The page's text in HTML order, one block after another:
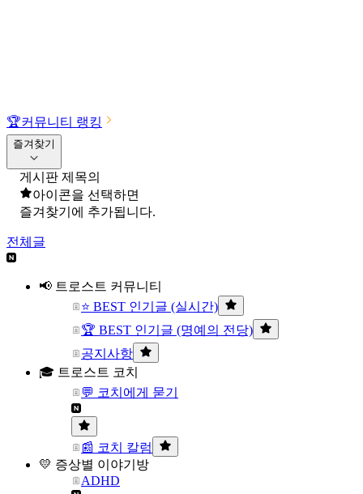
🏆커뮤니티 랭킹
즐겨찾기
게시판 제목의
아이콘을 선택하면
즐겨찾기에 추가됩니다.
전체글
📢 트로스트 커뮤니티
⭐ BEST 인기글 (실시간)
🏆 BEST 인기글 (명예의 전당)
공지사항
🎓 트로스트 코치
💬 코치에게 묻기
📰 코치 칼럼
💛 증상별 이야기방
ADHD